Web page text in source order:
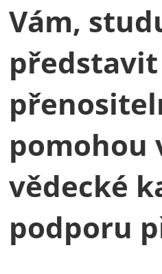
Vám,
pomohou
vědecké
podporu